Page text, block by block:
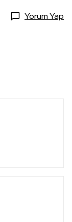
Yorum Yap